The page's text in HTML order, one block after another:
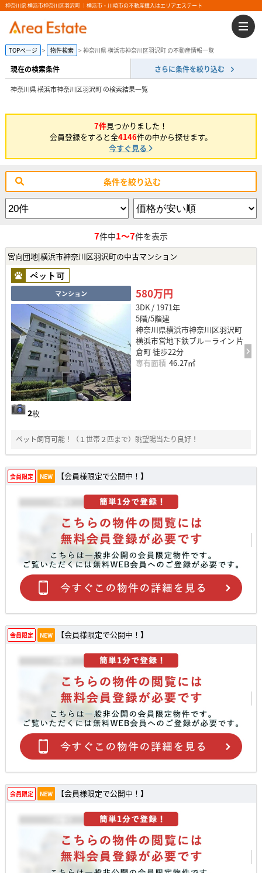
神奈川県 横浜市神奈川区羽沢町 ｜横浜市・川崎市の不動産購入はエリアエステート
TOPページ 物件検索 神奈川県 横浜市神奈川区羽沢町 の不動産情報一覧
現在の検索条件 さらに条件を絞り込む
神奈川県 横浜市神奈川区羽沢町 の検索結果一覧
7件見つかりました！
会員登録をすると全4146件の中から探せます。
今すぐ見る
条件を絞り込む
7件中1～7件を表示
宮向団地|横浜市神奈川区羽沢町の中古マンション
マンション
2枚
580万円
3DK / 1971年
5階/5階建
神奈川県横浜市神奈川区羽沢町
横浜市営地下鉄ブルーライン 片
倉町 徒歩22分
専有面積 46.27㎡
ペット飼育可能！（１世帯２匹まで）眺望陽当たり良好！
会員限定 NEW 【会員様限定で公開中！】
会員限定 NEW 【会員様限定で公開中！】
会員限定 NEW 【会員様限定で公開中！】